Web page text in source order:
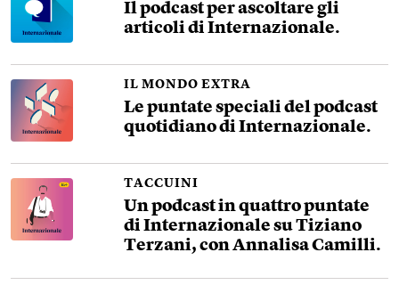
Il podcast per ascoltare gli
articoli di Internazionale.
IL MONDO EXTRA
Le puntate speciali del podcast
quotidiano di Internazionale.
TACCUINI
Un podcast in quattro puntate
di Internazionale su Tiziano
Terzani, con Annalisa Camilli.